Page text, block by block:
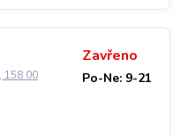
158 00
Zavřeno
Po-Ne: 9-21